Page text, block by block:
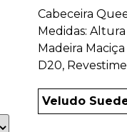
Cabeceira
Medidas:
Madeira
D20,
Veludo